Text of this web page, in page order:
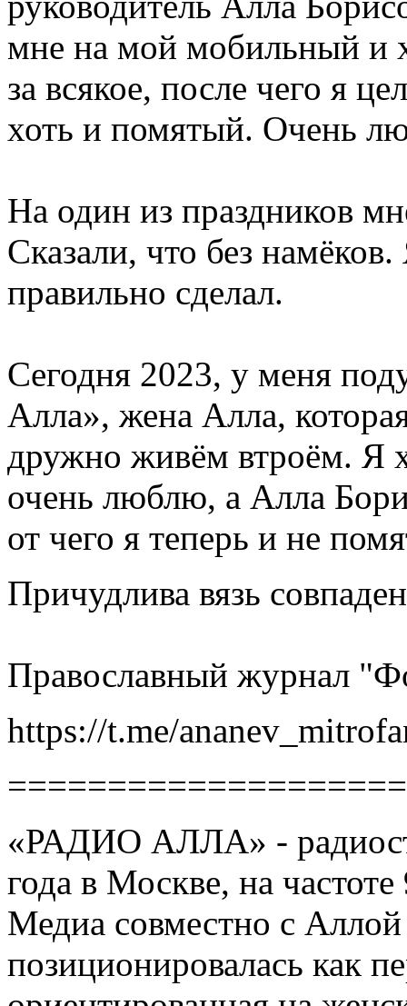
мне на мой мобильный и
за всякое, после чего я
хоть и помятый. Очень
На один из праздников
Сказали, что без
правильно сделал.
Сегодня 2023, у меня
Алла», жена Алла,
дружно живём втроём. Я
очень люблю, а Алла
от чего я теперь и не
Причудлива вязь
Православный журнал
https://t.me/
«РАДИО АЛЛА» -
года в Москве, на
Медиа совместно с
позиционировалась как